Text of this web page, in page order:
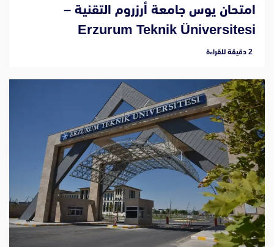
امتحان يوس جامعة أرزروم التقنية –
Erzurum Teknik Üniversitesi
‫2 دقيقة للقراءة